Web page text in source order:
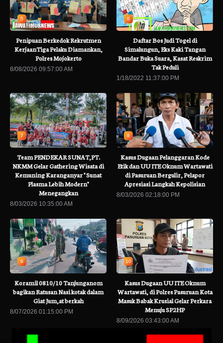
5
Penipuan Berkedok Rekrutmen
KerjaanTiga Pelaku Diamankan,
Polres Mojokerto
8/08/2026 09:57:00 AM
6
Daftar Bos Judi Togel di
Simalungun, Eks Kaki Tangan
Bandar Buka Suara, Kasat Reskrim
Tak Peduli
1/18/2022 11:37:00 PM
7
Team PENDEKAR SUNAT,PT.
NKMM Gelar Gathering Wisata di
Kemuning Karanganyar " Sunat
Plasma Lebih Modern"
Menegangkan
8/03/2026 10:35:00 AM
8
Kasus Dugaan Pelanggaran Kode
Etik dan UU ITE Oknum Wartawati
di Pasuruan Bergulir, Pelapor
Apresiasi Langkah Kepolisian
8/03/2026 02:18:00 PM
9
Koramil 0810/10 Tanjunganom
bagikan Ratusan Nasi kotak dalam
Giat Jum,at berkah
8/07/2026 01:15:00 PM
10
Kasus Dugaan UU ITE Oknum
Wartawati, di Polres Pasuruan Kota
Masuk Babak Krusial Gelar Perkara
Menuju SP2HP
8/09/2026 03:43:00 AM